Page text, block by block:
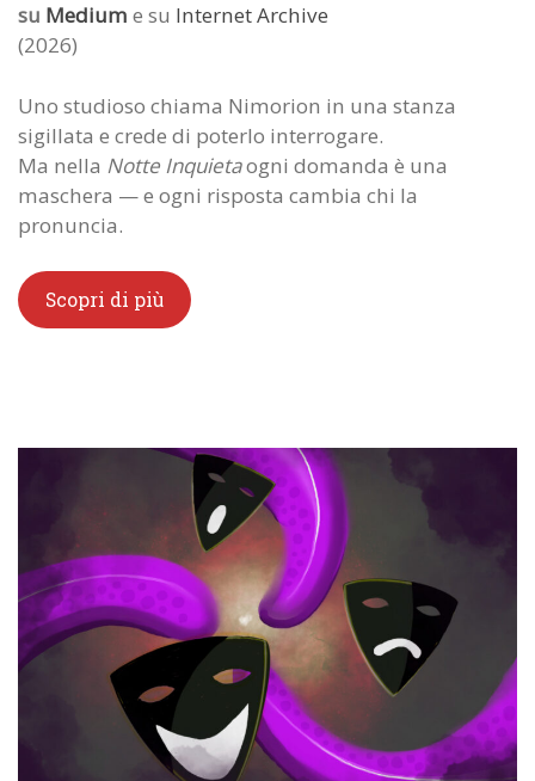
su Medium e su Internet Archive
(2026)
Uno studioso chiama Nimorion in una stanza
sigillata e crede di poterlo interrogare.
Ma nella Notte Inquietaogni domanda è una
maschera — e ogni risposta cambia chi la
pronuncia.
Scopri di più